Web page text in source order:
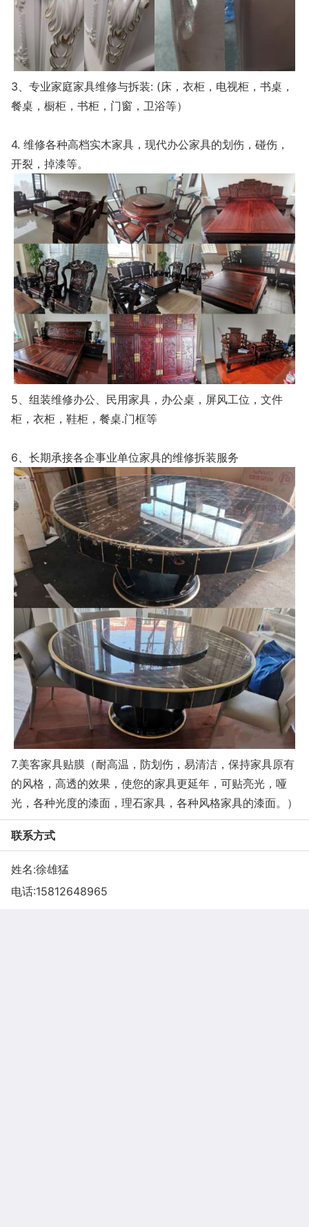
3、专业家庭家具维修与拆装: (床，衣柜，电视柜，书桌，
餐桌，橱柜，书柜，门窗，卫浴等）
4. 维修各种高档实木家具，现代办公家具的划伤，碰伤，
开裂，掉漆等。
5、组装维修办公、民用家具，办公桌，屏风工位，文件
柜，衣柜，鞋柜，餐桌.门框等
6、长期承接各企事业单位家具的维修拆装服务
7.美客家具贴膜（耐高温，防划伤，易清洁，保持家具原有
的风格，高透的效果，使您的家具更延年，可贴亮光，哑
光，各种光度的漆面，理石家具，各种风格家具的漆面。）
联系方式
姓名:徐雄猛
电话:15812648965